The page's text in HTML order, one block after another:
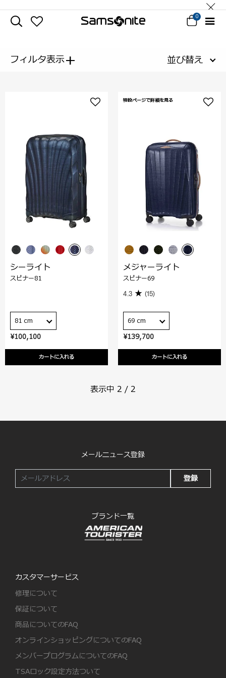
0
フィルタ表示+ 並び替え
¥100,100
カートに入れる
シーライト
スピナー81
81 cm
¥139,700
カートに入れる
特設ページで詳細を見る
メジャーライト
スピナー69
4.3 (15)
69 cm
表示中 2 / 2
メールニュース登録
登録
ブランド一覧
カスタマーサービス
修理について
保証について
商品についてのFAQ
オンラインショッピングについてのFAQ
メンバープログラムについてのFAQ
TSAロック設定方法ついて